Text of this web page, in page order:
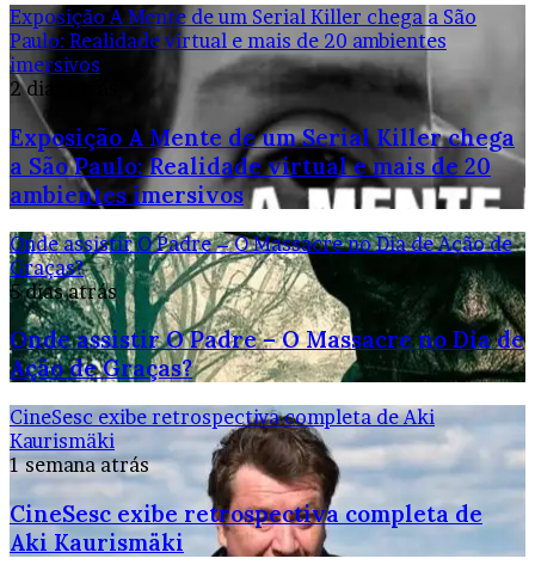
Exposição A Mente de um Serial Killer chega a São
Paulo: Realidade virtual e mais de 20 ambientes
imersivos
2 dias atrás
Exposição A Mente de um Serial Killer chega
a São Paulo: Realidade virtual e mais de 20
ambientes imersivos
Onde assistir O Padre – O Massacre no Dia de Ação de
Graças?
5 dias atrás
Onde assistir O Padre – O Massacre no Dia de
Ação de Graças?
CineSesc exibe retrospectiva completa de Aki
Kaurismäki
1 semana atrás
CineSesc exibe retrospectiva completa de
Aki Kaurismäki